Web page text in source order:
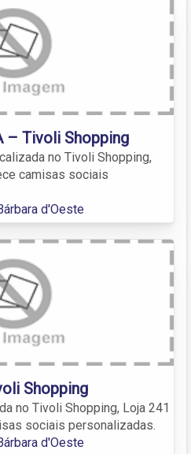
– Tivoli Shopping
no Tivoli Shopping,
camisas sociais
d'Oeste
Shopping
no Tivoli Shopping, Loja 241
sociais personalizadas.
d'Oeste